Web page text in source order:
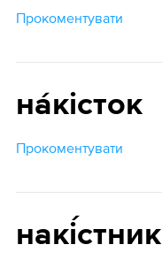
Прокоментувати
на́кісток
Прокоментувати
накі́стник